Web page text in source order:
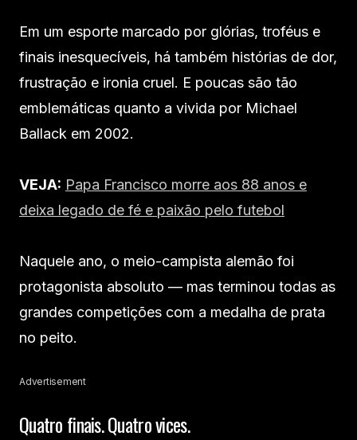
Em um esporte marcado por glórias, troféus e
finais inesquecíveis, há também histórias de dor,
frustração e ironia cruel. E poucas são tão
emblemáticas quanto a vivida por Michael
Ballack em 2002.
VEJA: Papa Francisco morre aos 88 anos e
deixa legado de fé e paixão pelo futebol
Naquele ano, o meio-campista alemão foi
protagonista absoluto — mas terminou todas as
grandes competições com a medalha de prata
no peito.
Advertisement
Quatro finais. Quatro vices.